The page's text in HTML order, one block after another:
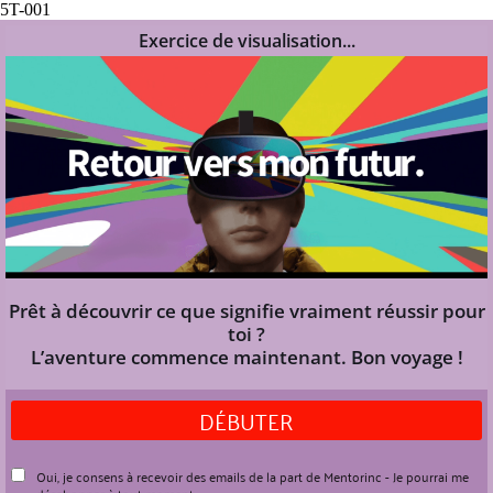
5T-001
Exercice de visualisation...
Prêt à découvrir ce que signifie vraiment réussir pour
toi ?
L’aventure commence maintenant. Bon voyage !
DÉBUTER
Oui, je consens à recevoir des emails de la part de Mentorinc - Je pourrai me